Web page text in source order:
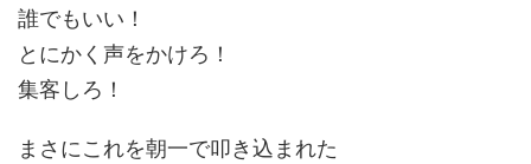
誰でもいい！
とにかく声をかけろ！
集客しろ！
まさにこれを朝一で叩き込まれた